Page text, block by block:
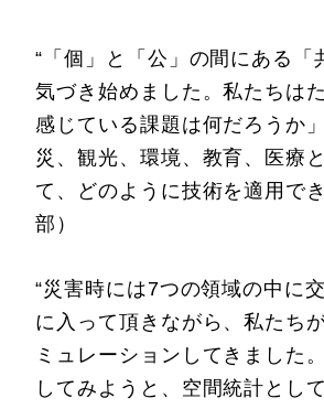
“「個」と「公」の間にある
気づき始めました。私たちは
感じている課題は何だろうか
災、観光、環境、教育、医療
て、どのように技術を適用で
部）
“災害時には7つの領域の中に
に入って頂きながら、私たち
ミュレーションしてきました
してみようと、空間統計とし